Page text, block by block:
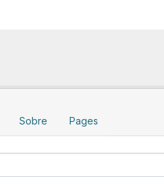
Sobre Pages